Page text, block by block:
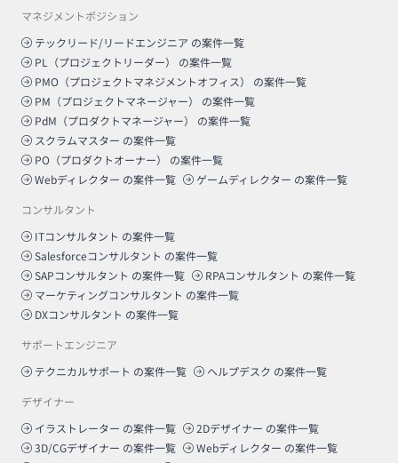
マネジメントポジション
テックリード/リードエンジニア の案件一覧
PL（プロジェクトリーダー）
の案件一覧
PMO（プロジェクトマネジメントオフィス）
の案件一覧
PM（プロジェクトマネージャー）
の案件一覧
PdM（プロダクトマネージャー）
の案件一覧
スクラムマスター の案件一覧
PO（プロダクトオーナー）
の案件一覧
Webディレクター の案件一覧 ゲームディレクター の案件一覧
コンサルタント
ITコンサルタント の案件一覧
Salesforceコンサルタント の案件一覧
SAPコンサルタント の案件一覧 RPAコンサルタント の案件一覧
マーケティングコンサルタント の案件一覧
DXコンサルタント の案件一覧
サポートエンジニア
テクニカルサポート の案件一覧 ヘルプデスク の案件一覧
デザイナー
イラストレーター の案件一覧 2Dデザイナー の案件一覧
3D/CGデザイナー の案件一覧 Webディレクター の案件一覧